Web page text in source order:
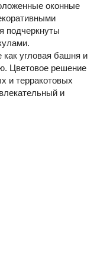
оконные
подчеркнуты
угловая башня и
Цветовое решение
и терракотовых
и